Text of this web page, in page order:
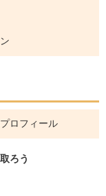
ロフィール
ろう